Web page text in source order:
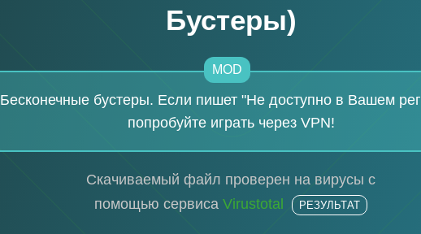
Бустеры)
MOD
Бесконечные бустеры. Если пишет "Не доступно в Вашем
попробуйте играть через VPN!
Скачиваемый файл проверен на вирусы с
помощью сервиса Virustotal РЕЗУЛЬТАТ